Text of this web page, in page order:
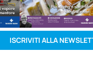
ISCRIVITI ALLA